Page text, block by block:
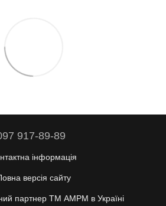
917-89-89
інформація
версія сайту
партнер ТМ AMPM в Україні